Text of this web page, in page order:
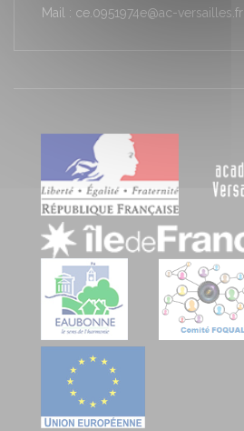
Mail : ce.0951974e@ac-versailles.fr